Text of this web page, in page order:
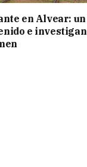
en Alvear: un
e investigan